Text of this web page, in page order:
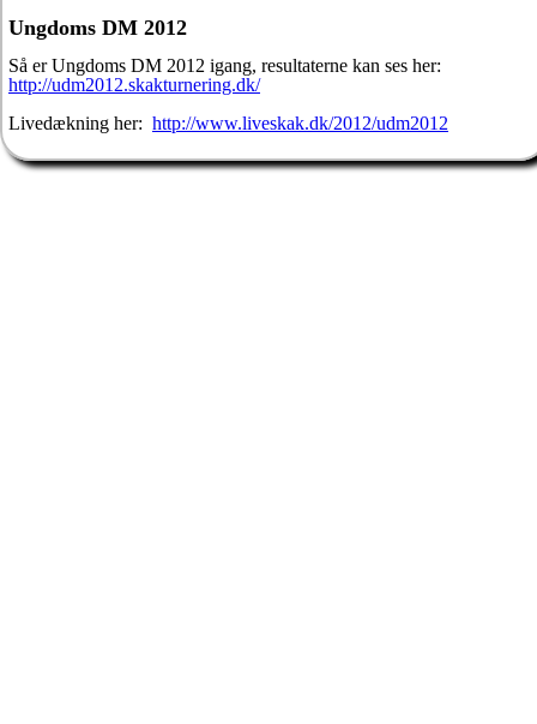
Ungdoms DM 2012
Så er Ungdoms DM 2012 igang, resultaterne kan ses her:
http://udm2012.skakturnering.dk/
Livedækning her: http://www.liveskak.dk/2012/udm2012